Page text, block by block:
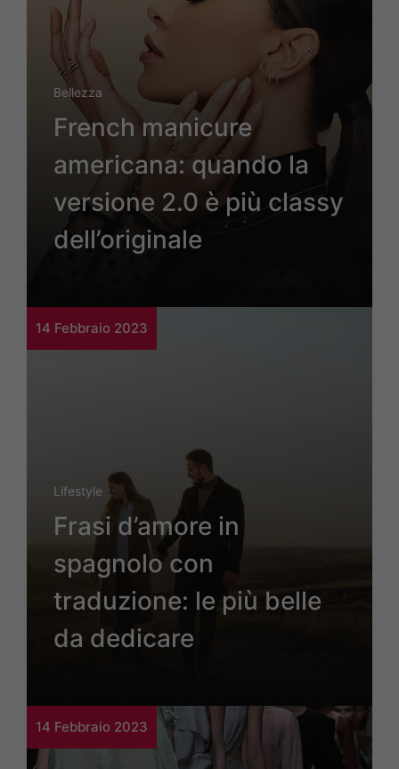
Bellezza
French manicure
americana: quando la
versione 2.0 è più classy
dell’originale
14 Febbraio 2023
Lifestyle
Frasi d’amore in
spagnolo con
traduzione: le più belle
da dedicare
14 Febbraio 2023